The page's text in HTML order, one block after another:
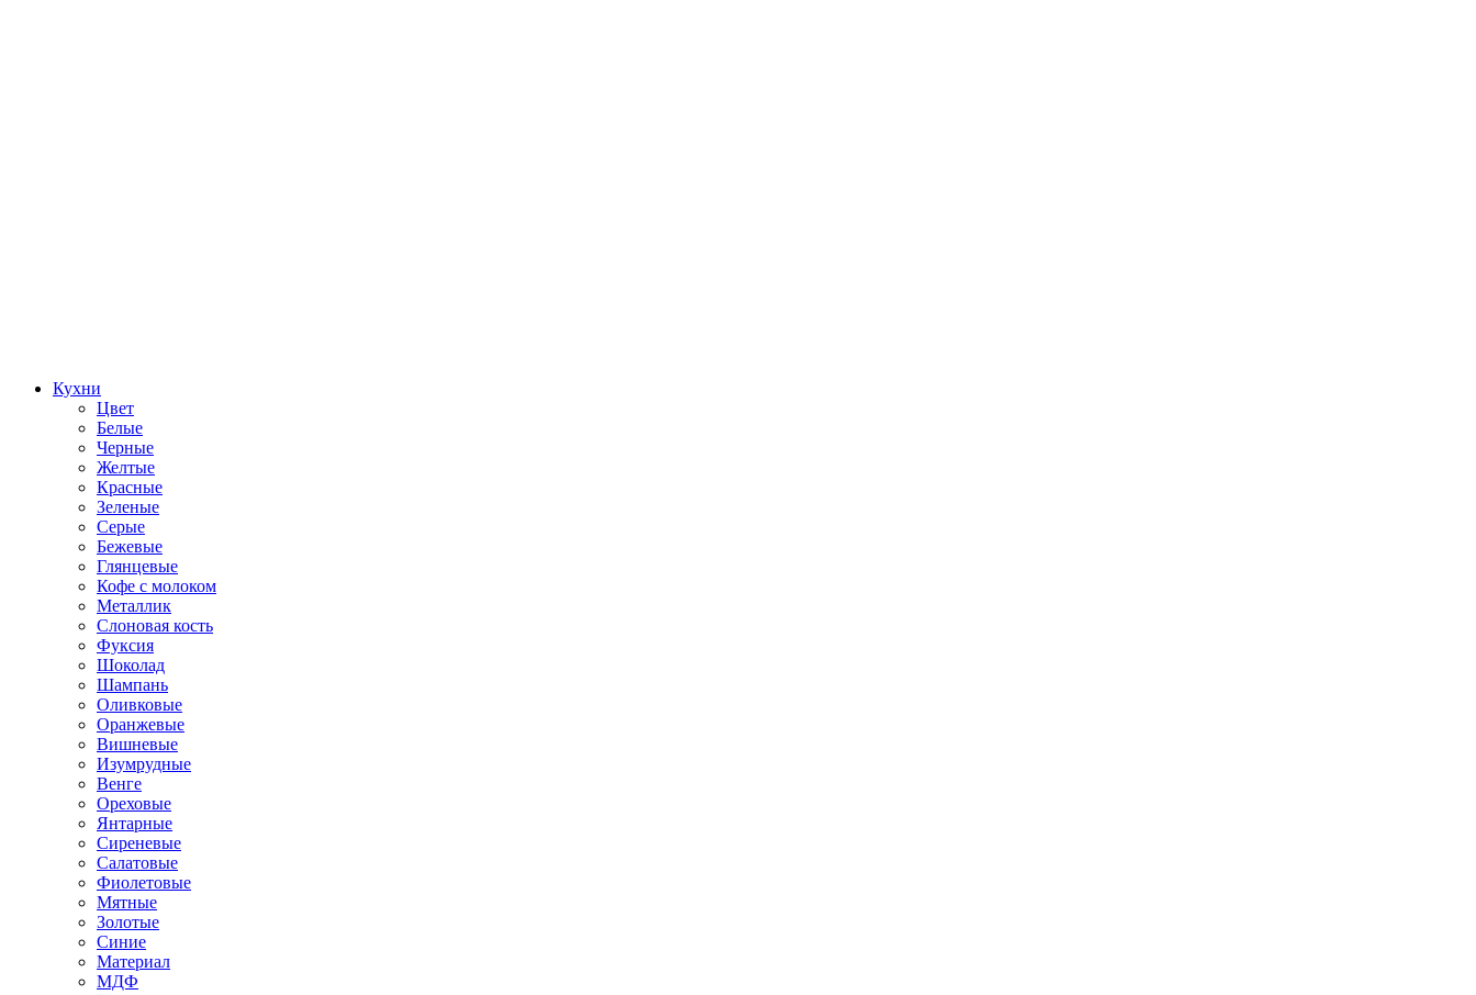
Кухни
Цвет
Белые
Черные
Желтые
Красные
Зеленые
Серые
Бежевые
Глянцевые
Кофе с молоком
Металлик
Слоновая кость
Фуксия
Шоколад
Шампань
Оливковые
Оранжевые
Вишневые
Изумрудные
Венге
Ореховые
Янтарные
Сиреневые
Салатовые
Фиолетовые
Мятные
Золотые
Синие
Материал
МДФ